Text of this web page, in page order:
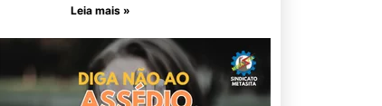
Leia mais »